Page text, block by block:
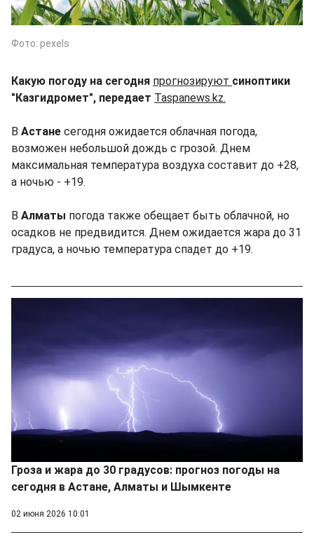
Фото: pexels
Какую погоду на сегодня прогнозируют синоптики
"Казгидромет", передает Taspanews.kz.
В Астане сегодня ожидается облачная погода,
возможен небольшой дождь с грозой. Днем
максимальная температура воздуха составит до +28,
а ночью - +19.
В Алматы погода также обещает быть облачной, но
осадков не предвидится. Днем ожидается жара до 31
градуса, а ночью температура спадет до +19.
Гроза и жара до 30 градусов: прогноз погоды на
сегодня в Астане, Алматы и Шымкенте
02 июня 2026 10:01